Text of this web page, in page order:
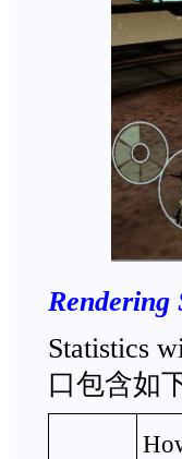
Rendering
Statistics
口包含如